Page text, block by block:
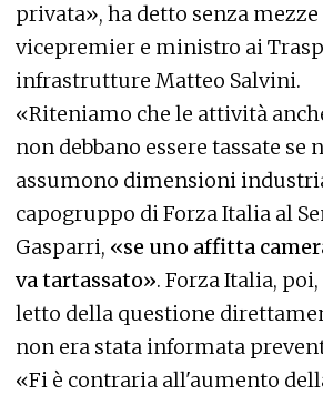
privata», ha detto senza
vicepremier e ministro ai
infrastrutture Matteo Salvini.
«Riteniamo che le attività
non debbano essere tassate se
assumono dimensioni
capogruppo di Forza Italia al
Gasparri, «se uno affitta
va tartassato». Forza Italia,
letto della questione
non era stata informata
«Fi è contraria all'aumento